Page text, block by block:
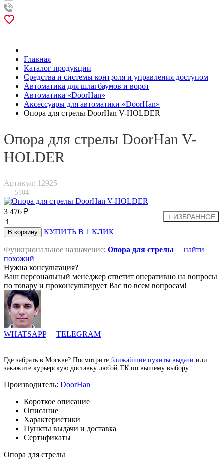
Главная
Каталог продукции
Средства и системы контроля и управления доступом
Автоматика для шлагбаумов и ворот
Автоматика «DoorHan»
Аксессуары для автоматики «DoorHan»
Опора для стрелы DoorHan V-HOLDER
Опора для стрелы DoorHan V-
HOLDER
Артикул: 12925
5104
3 476 ₽
КУПИТЬ В 1 КЛИК
Функциональное назначение: Опора для стрелы
найти
похожий
Нужна консультация?
Ваш персональный менеджер ответит оперативно на вопросы
по товару и проконсультирует Вас по всем вопросам!
WHATSAPP TELEGRAM
Где забрать в Москве? Посмотрите ближайшие пукнты выдачи или
закажите курьерскую доставку любой ТК по вышему выбору.
Производитель: DoorHan
Короткое описание
Описание
Характеристики
Пункты выдачи и доставка
Сертификаты
Опора для стрелы